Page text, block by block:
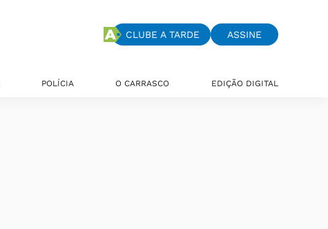
CLUBE A TARDE ASSINE
POLÍCIA O CARRASCO EDIÇÃO DIGITAL